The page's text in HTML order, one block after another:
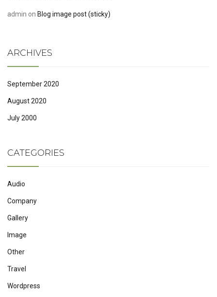
admin on Blog image post (sticky)
ARCHIVES
September 2020
August 2020
July 2000
CATEGORIES
Audio
Company
Gallery
Image
Other
Travel
Wordpress